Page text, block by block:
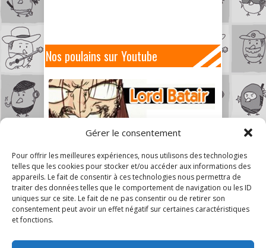
Gérer le consentement
Pour offrir les meilleures expériences, nous utilisons des technologies
telles que les cookies pour stocker et/ou accéder aux informations des
appareils. Le fait de consentir à ces technologies nous permettra de
traiter des données telles que le comportement de navigation ou les ID
uniques sur ce site. Le fait de ne pas consentir ou de retirer son
consentement peut avoir un effet négatif sur certaines caractéristiques
et fonctions.
Nos poulains sur Youtube